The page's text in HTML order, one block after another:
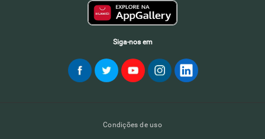
Siga-nos em
Condições de uso